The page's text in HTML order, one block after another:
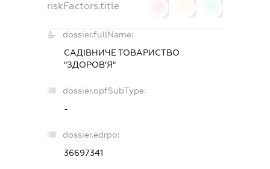
riskFactors.title
dossier.fullName:
САДІВНИЧЕ ТОВАРИСТВО
"ЗДОРОВ’Я"
dossier.opfSubType:
-
dossier.edrpo:
36697341